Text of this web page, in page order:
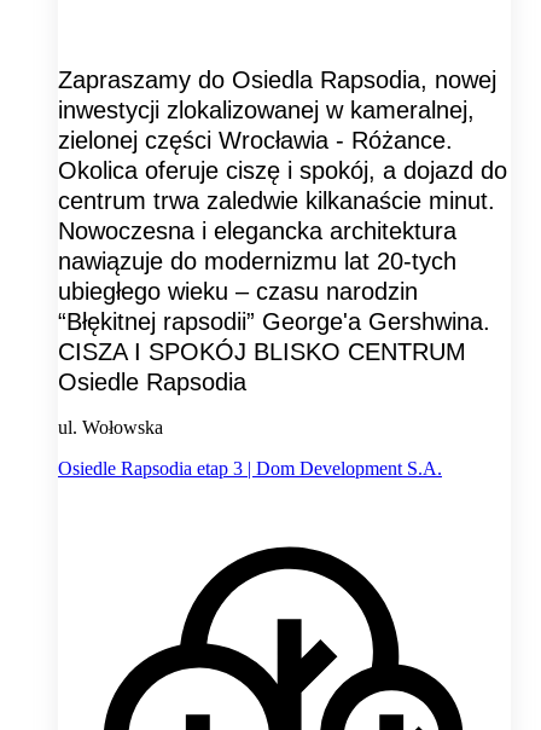
Zapraszamy do Osiedla Rapsodia, nowej
inwestycji zlokalizowanej w kameralnej,
zielonej części Wrocławia - Różance.
Okolica oferuje ciszę i spokój, a dojazd do
centrum trwa zaledwie kilkanaście minut.
Nowoczesna i elegancka architektura
nawiązuje do modernizmu lat 20-tych
ubiegłego wieku – czasu narodzin
“Błękitnej rapsodii” George'a Gershwina.
CISZA I SPOKÓJ BLISKO CENTRUM
Osiedle Rapsodia
ul. Wołowska
Osiedle Rapsodia etap 3 | Dom Development S.A.